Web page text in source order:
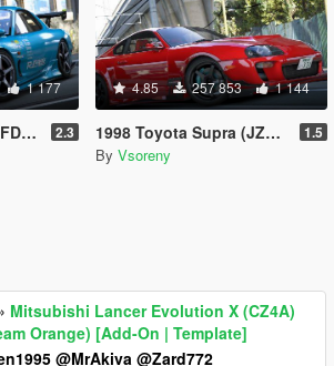
1 177
2.3
4.85 257 853 1 144
1998 Toyota Supra (JZA80) [Add-On | Tuning | TRD | Varis-Ridox | Template] 1.5
By Vsoreny
Mitsubishi Lancer Evolution X (CZ4A)
Orange) [Add-On | Template]
@MrAkiva @Zard772